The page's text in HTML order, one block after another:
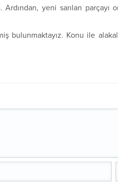
Ardından, yeni sarılan
bulunmaktayız. Konu ile